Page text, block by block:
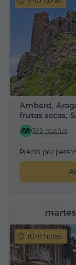
Amberd,
frutas secas,
Alfabeto
369 reseñas
Precio por
10-11 horas